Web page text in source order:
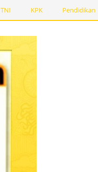
TNI KPK Pendidikan